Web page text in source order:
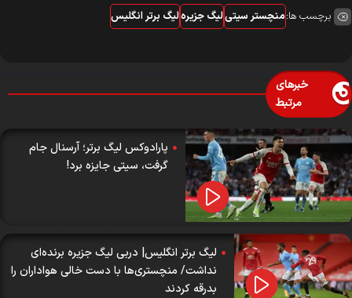
برچسب ها:منچستر سیتیلیگ جزیرهلیگ برتر انگلیس
خبرهای
مرتبط
پارادوکس لیگ برتر؛ آرسنال جام
گرفت، سیتی جایزه برد!
لیگ برتر انگلیس| دربی لیگ جزیره برنده‌ای
نداشت/ منچستری‌ها با دست خالی هواداران را
بدرقه کردند